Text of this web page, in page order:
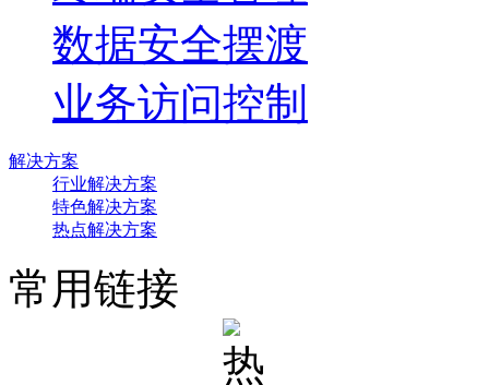
数据安全摆渡
业务访问控制
解决方案
行业解决方案
特色解决方案
热点解决方案
常用链接